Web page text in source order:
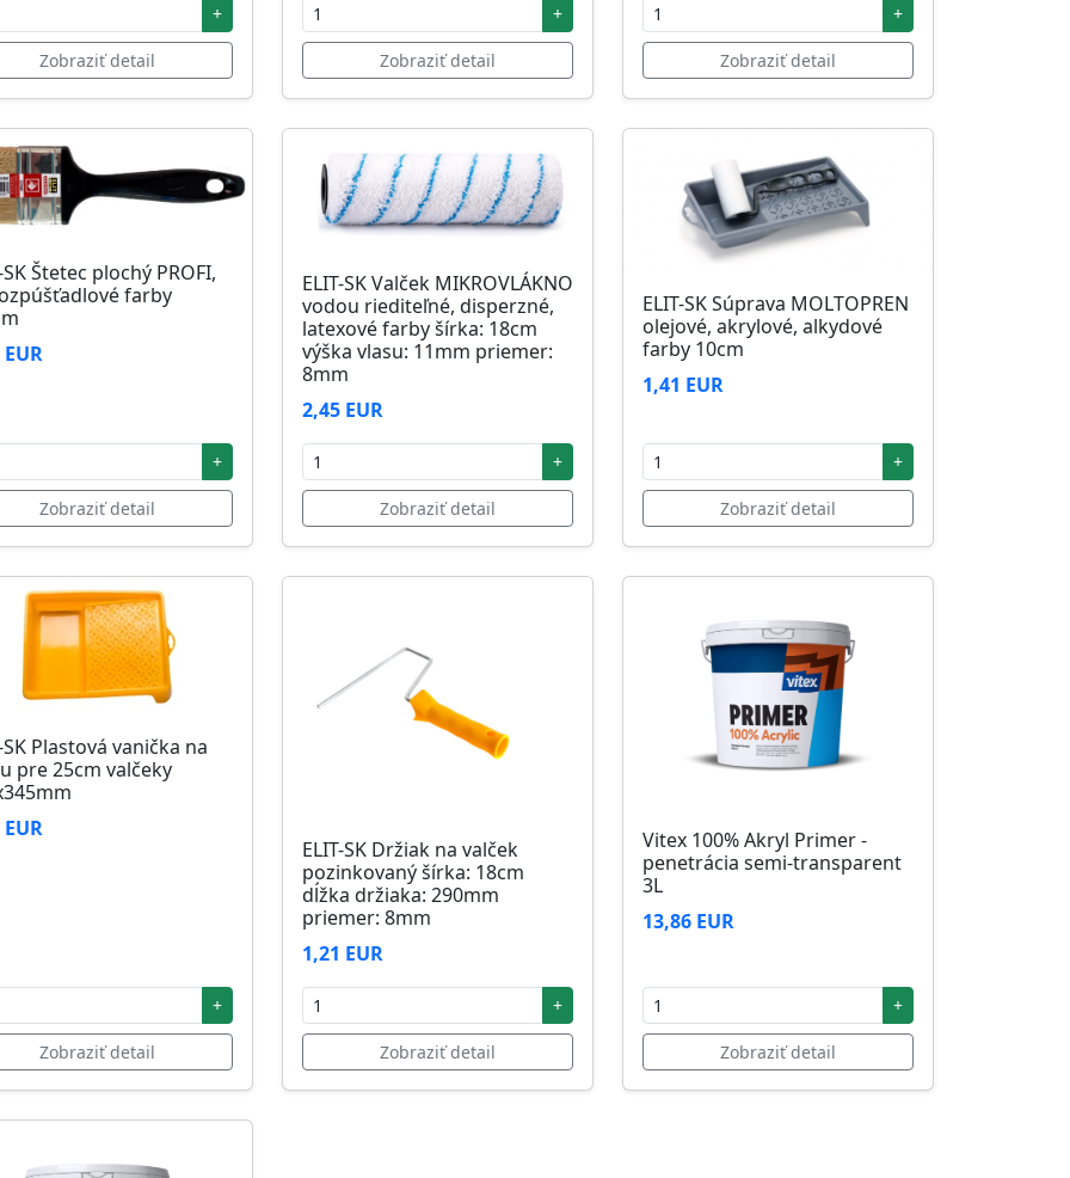
+
Zobraziť detail
+
Zobraziť detail
+
Zobraziť detail
SK Štetec plochý PROFI,
farby
+
Zobraziť detail
ELIT-SK Valček MIKROVLÁKNO
vodou riediteľné, disperzné,
latexové farby šírka: 18cm
výška vlasu: 11mm priemer:
8mm
2,45 EUR
+
Zobraziť detail
ELIT-SK Súprava MOLTOPREN
olejové, akrylové, alkydové
farby 10cm
1,41 EUR
+
Zobraziť detail
SK Plastová vanička na
pre 25cm valčeky
+
Zobraziť detail
ELIT-SK Držiak na valček
pozinkovaný šírka: 18cm
dĺžka držiaka: 290mm
priemer: 8mm
1,21 EUR
+
Zobraziť detail
Vitex 100% Akryl Primer -
penetrácia semi-transparent
3L
13,86 EUR
+
Zobraziť detail